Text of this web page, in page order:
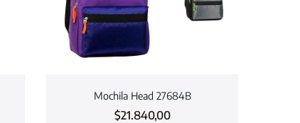
Mochila Head 27684B
$21.840,00